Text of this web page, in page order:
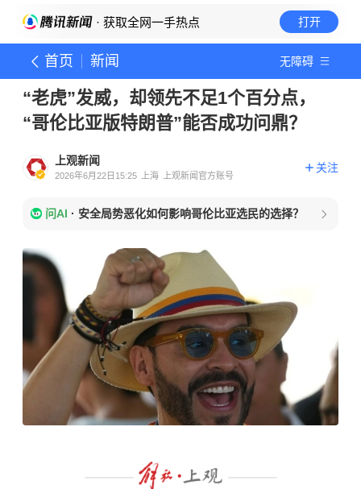
· 获取全网一手热点 打开
首页 新闻 无障碍
“老虎”发威，却领先不足1个百分点，
“哥伦比亚版特朗普”能否成功问鼎？
上观新闻
2026年6月22日15:25 上海 上观新闻官方账号
关注
问AI · 安全局势恶化如何影响哥伦比亚选民的选择？